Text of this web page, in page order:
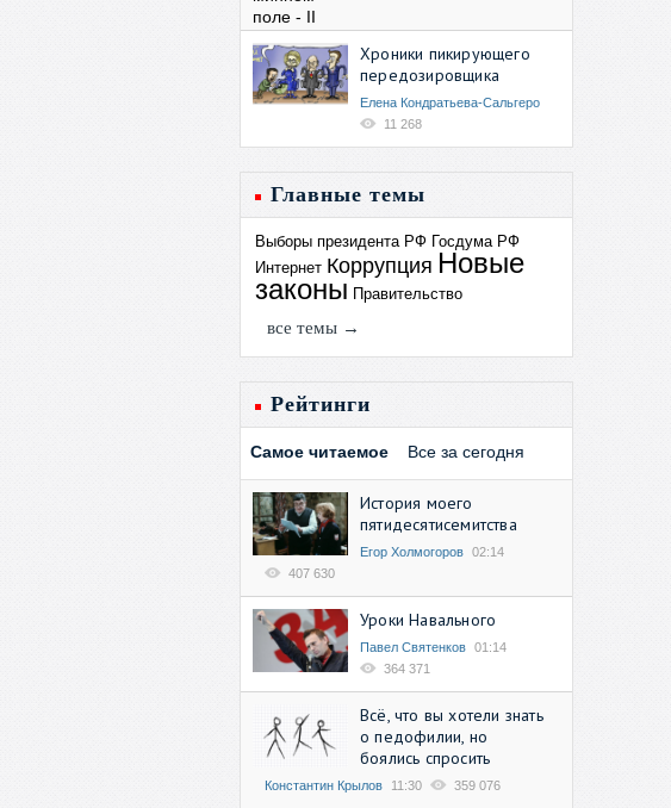
Хроники пикирующего
передозировщика
Елена Кондратьева-Сальгеро
11 268
Главные темы
Выборы президента РФ Госдума РФ
Интернет Коррупция Новые
законы Правительство
все темы →
Рейтинги
Самое читаемое Все за сегодня
История моего
пятидесятисемитства
Егор Холмогоров 02:14
407 630
Уроки Навального
Павел Святенков 01:14
364 371
Всё, что вы хотели знать
о педофилии, но
боялись спросить
Константин Крылов 11:30 359 076